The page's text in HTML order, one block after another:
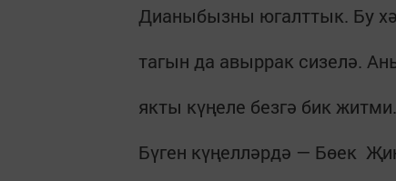
Дианыбызны югалттык. Бу
тагын да авыррак сизелә.
якты күңеле безгә бик
Бүген күңелләрдә — Бөек